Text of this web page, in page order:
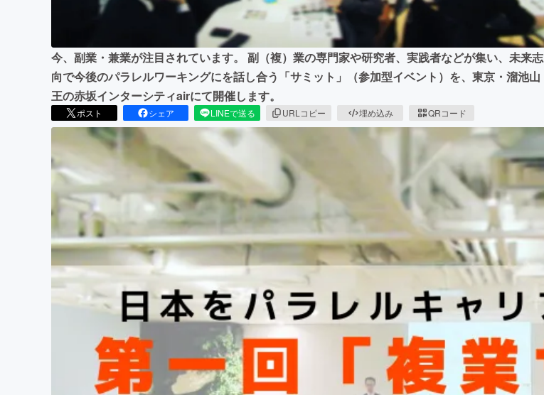
今、副業・兼業が注目されています。 副（複）業の専門家や研究者、実践者などが集い、未来志
向で今後のパラレルワーキングにを話し合う「サミット」（参加型イベント）を、東京・溜池山
王の赤坂インターシティairにて開催します。
ポスト シェア LINEで送る URLコピー 埋め込み QRコード